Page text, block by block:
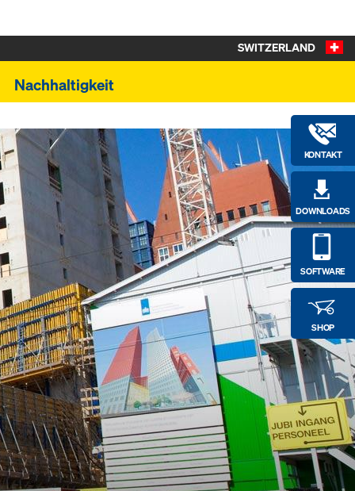
Nachhaltigkeit
KONTAKT
DOWNLOADS
SOFTWARE
SHOP
SWITZERLAND